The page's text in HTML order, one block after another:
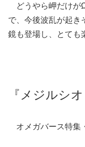
どうやら岬だけが
で、今後波乱が起き
鏡も登場し、とても
『メジルシ
オメガバース特集